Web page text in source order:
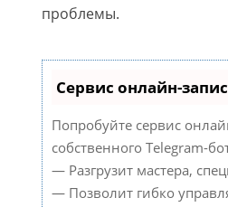
проблемы.
Сервис онлайн-
Попробуйте сервис
собственного Telegram-
— Разгрузит мастера,
— Позволит гибко